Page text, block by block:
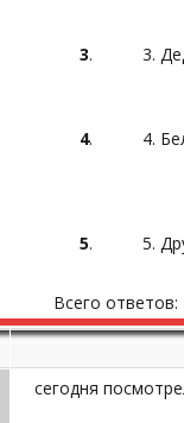
3. 3.
4. 4.
5. 5.
Всего ответов:
сегодня